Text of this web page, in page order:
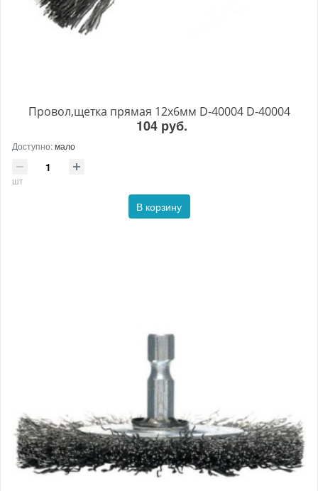
Провол,щетка прямая 12х6мм D-40004 D-40004
104 руб.
Доступно:мало
шт
В корзину